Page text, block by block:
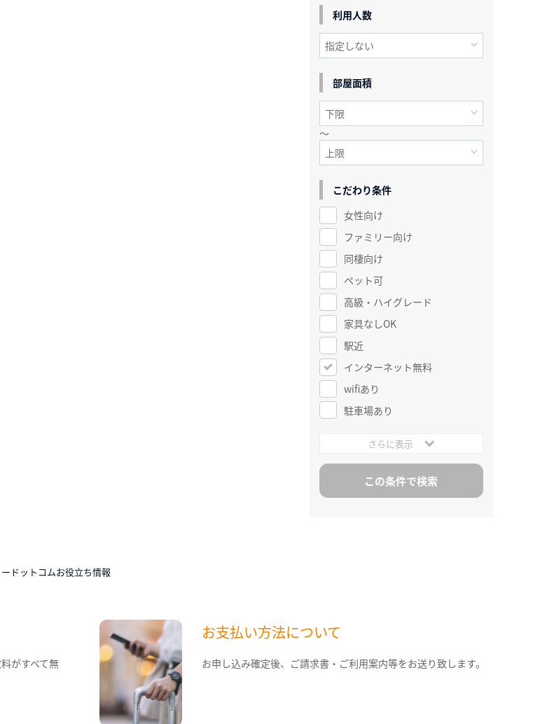
利用人数
部屋面積
～
こだわり条件
女性向け
ファミリー向け
同棲向け
ペット可
高級・ハイグレード
家具なしOK
駅近
インターネット無料
wifiあり
駐車場あり
さらに表示
ドットコムお役立ち情報
がすべて無
お支払い方法について
お申し込み確定後、ご請求書・ご利用案内等をお送り致します。